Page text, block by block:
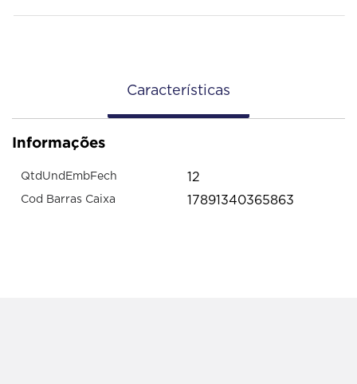
Características
Informações
QtdUndEmbFech 12
Cod Barras Caixa 17891340365863